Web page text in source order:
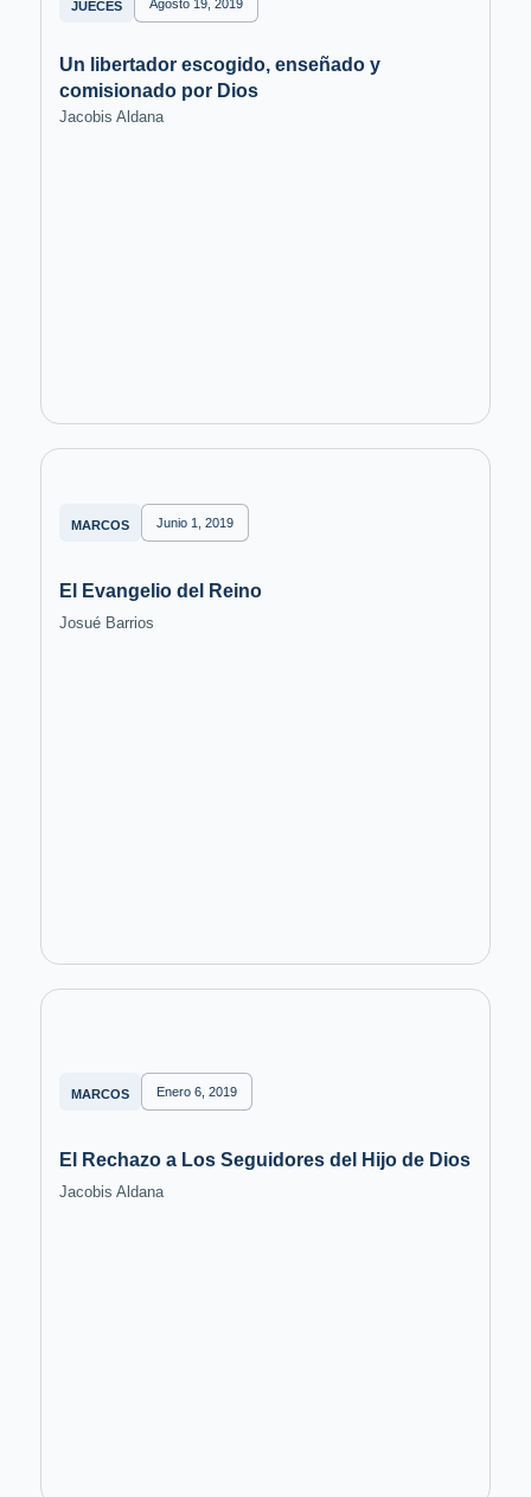
JUECES Agosto 19, 2019
Un libertador escogido, enseñado y
comisionado por Dios
Jacobis Aldana
MARCOS Junio 1, 2019
El Evangelio del Reino
Josué Barrios
MARCOS Enero 6, 2019
El Rechazo a Los Seguidores del Hijo de Dios
Jacobis Aldana